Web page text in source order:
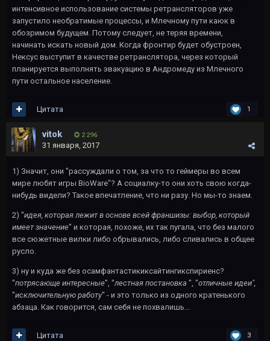
интенсивное использование системы ретрансляторов уже
запустило необратимые процессы, и Млечному пути каюк в
обозримом будущем. Потому следует, не теряя времени,
начинать искать новый дом. Когда фронтир будет обустроен,
Нексус выступит в качестве ретранслятора, через который
планируется выполнять эвакуацию в Андромеду из Млечного
пути остальное население.
1
Цитата
vitok 2 296
31 января, 2017
1) Значит, они "рассуждали о том, за что то геймеры во всем
мире любят игры BioWare"? А социалку-то они хоть свою когда-
нибудь видели? Такое впечатление, что ни разу. Но мы-то знаем.
2) "идея, которая лежит в основе всей франшизы: выбор, который
имеет значение" и которая, похоже, их так пугала, что без малого
все сюжетные вилки либо обрывались, либо сливались в общее
русло.
3) ну и куда же без осамфантастикиксайтингикспириенс?
"потрясающе интересные", "лестная постановка ", "отличные идеи",
"исключительную работу" - и это только из одного кратенького
абзаца. Как говорится, сам себя не похвалишь...
3
Цитата